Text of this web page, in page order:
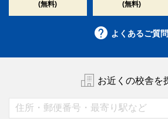
(無料)
(無料)
よくあるご質問
お近くの校舎を